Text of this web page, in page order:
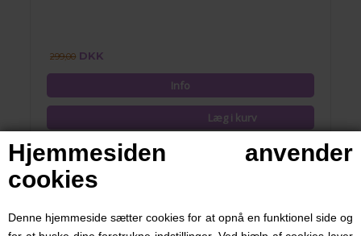
Hjemmesiden anvender
cookies
Denne hjemmeside sætter cookies for at opnå en funktionel side og
299,00 DKK